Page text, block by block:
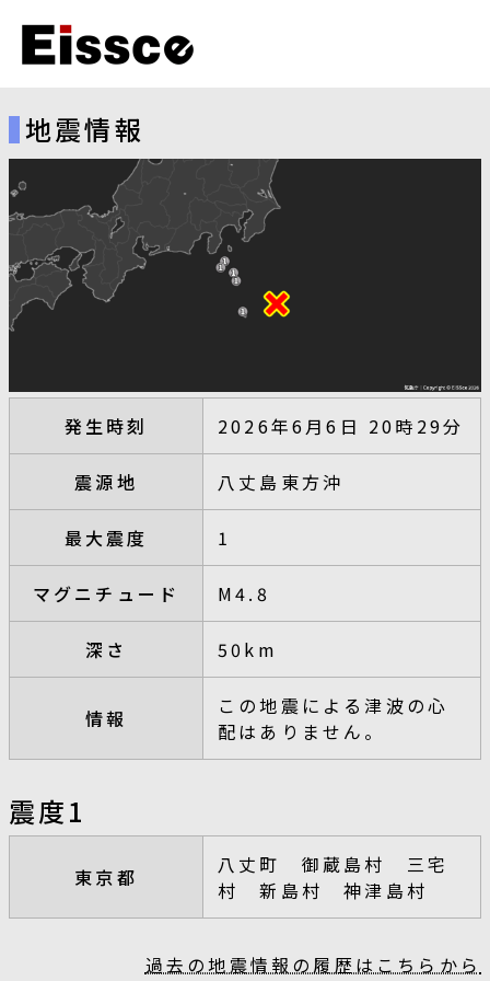
地震情報
発生時刻 2026年6月6日 20時29分
震源地 八丈島東方沖
最大震度 1
マグニチュード M4.8
深さ 50km
情報
この地震による津波の心
配はありません。
震度1
東京都
八丈町 御蔵島村 三宅
村 新島村 神津島村
過去の地震情報の履歴はこちらから